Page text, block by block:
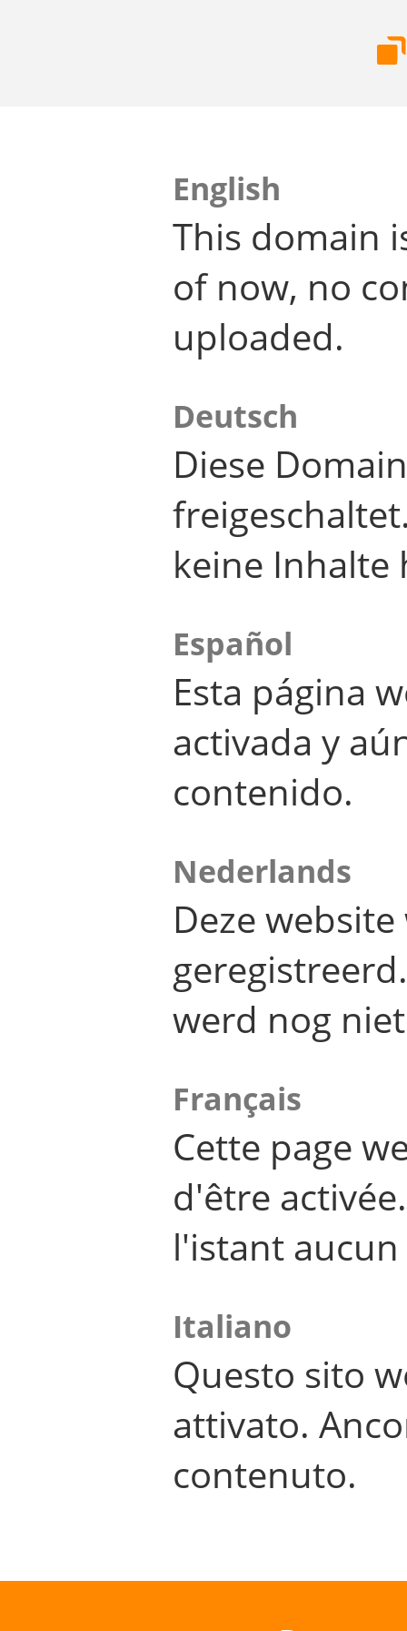
English
This domain
of now, no
uploaded.
Deutsch
Diese
keine Inhalte
Español
Esta página
activada y
contenido.
Nederlands
Deze
werd nog
Français
Cette page
d'être
l'istant
Italiano
Questo sito
attivato.
contenuto.